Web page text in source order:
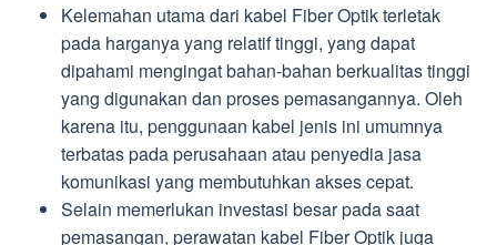
Kelemahan utama dari kabel Fiber Optik terletak
pada harganya yang relatif tinggi, yang dapat
dipahami mengingat bahan-bahan berkualitas tinggi
yang digunakan dan proses pemasangannya. Oleh
karena itu, penggunaan kabel jenis ini umumnya
terbatas pada perusahaan atau penyedia jasa
komunikasi yang membutuhkan akses cepat.
Selain memerlukan investasi besar pada saat
pemasangan, perawatan kabel Fiber Optik juga